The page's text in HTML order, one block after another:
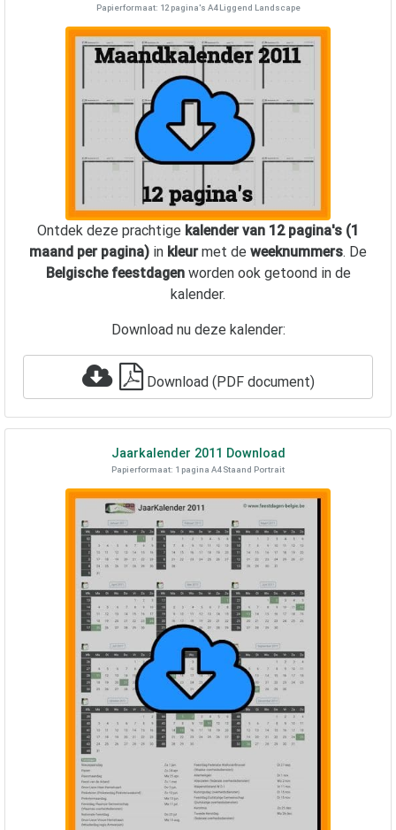
Papierformaat: 12 pagina's A4 Liggend Landscape
Ontdek deze prachtige kalender van 12 pagina's (1
maand per pagina) in kleurmet de weeknummers. De
Belgische feestdagenworden ook getoond in de
kalender.
Download nu deze kalender:
Download (PDF document)
Jaarkalender 2011 Download
Papierformaat: 1 pagina A4 Staand Portrait